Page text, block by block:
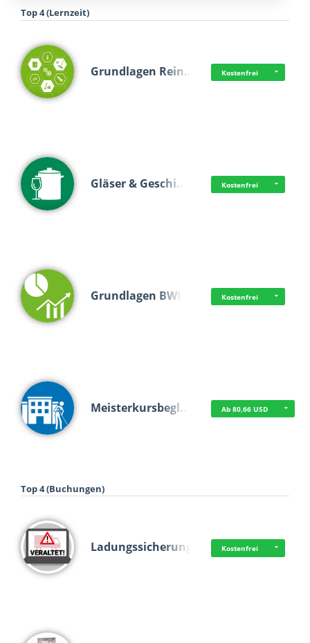
Top 4 (Lernzeit)
Grundlagen Rein… Kostenfrei
Gläser & Geschi… Kostenfrei
Grundlagen BWL Kostenfrei
Meisterkursbegl… Ab 80,66 USD
Top 4 (Buchungen)
Ladungssicherung Kostenfrei